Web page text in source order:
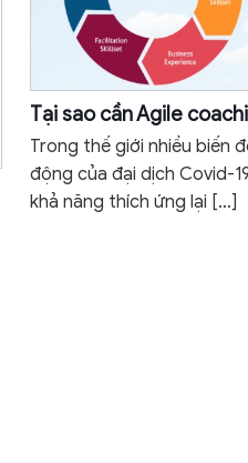
Tại sao cần Agile
Trong thế giới nhiều biến
động của đại dịch Covid-
khả năng thích ứng lại […]